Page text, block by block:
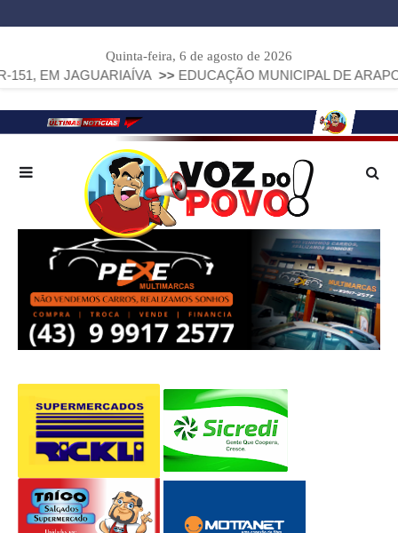
Quinta-feira, 6 de agosto de 2026
>> EDUCAÇÃO MUNICIPAL DE ARAPOTI